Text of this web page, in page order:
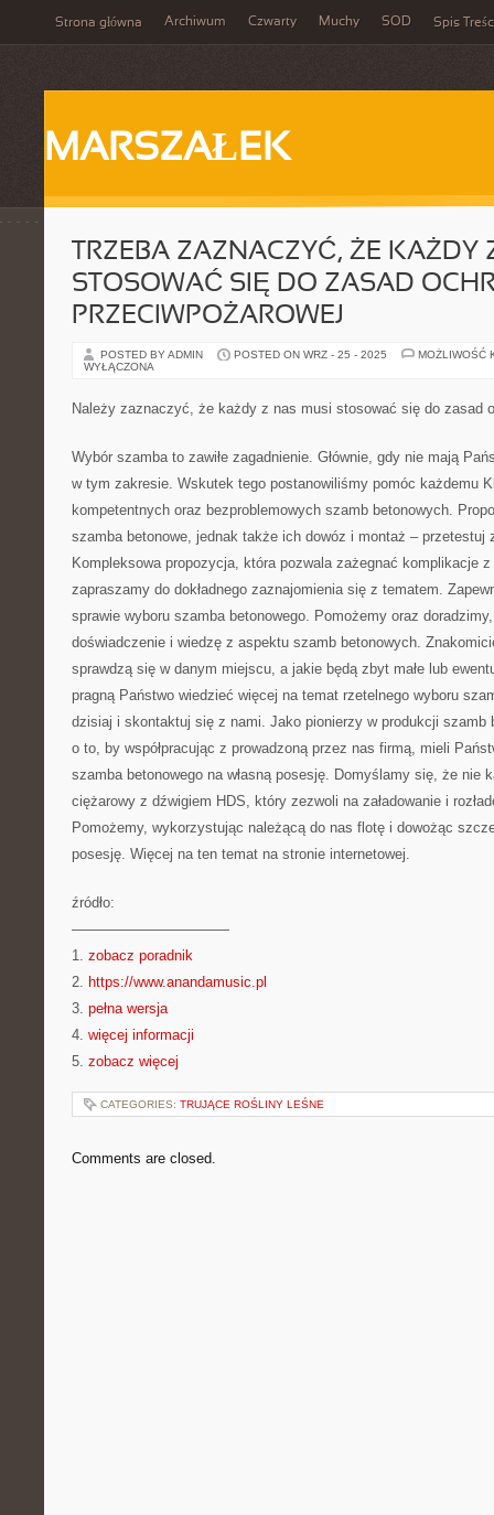
Strona główna Archiwum Czwarty Muchy SOD Spis
MARSZAŁEK
TRZEBA ZAZNACZYĆ, ŻE KAŻDY
STOSOWAĆ SIĘ DO ZASAD
PRZECIWPOŻAROWEJ
POSTED BY ADMIN POSTED ON WRZ - 25 - 2025
MOŻLIWOŚĆ
WYŁĄCZONA
Należy zaznaczyć, że każdy z nas musi stosować się do zasad
Wybór szamba to zawiłe zagadnienie. Głównie, gdy nie mają
w tym zakresie. Wskutek tego postanowiliśmy pomóc każdemu
kompetentnych oraz bezproblemowych szamb betonowych.
szamba betonowe, jednak także ich dowóz i montaż – przetestuj
Kompleksowa propozycja, która pozwala zażegnać komplikacje
zapraszamy do dokładnego zaznajomienia się z tematem.
sprawie wyboru szamba betonowego. Pomożemy oraz
doświadczenie i wiedzę z aspektu szamb betonowych.
sprawdzą się w danym miejscu, a jakie będą zbyt małe lub
pragną Państwo wiedzieć więcej na temat rzetelnego wyboru
dzisiaj i skontaktuj się z nami. Jako pionierzy w produkcji szamb
o to, by współpracując z prowadzoną przez nas firmą, mieli
szamba betonowego na własną posesję. Domyślamy się, że nie
ciężarowy z dźwigiem HDS, który zezwoli na załadowanie i
Pomożemy, wykorzystując należącą do nas flotę i dowożąc
posesję. Więcej na ten temat na stronie internetowej.
źródło:
———————————
1. zobacz poradnik
2. https://www.anandamusic.pl
3. pełna wersja
4. więcej informacji
5. zobacz więcej
CATEGORIES: TRUJĄCE ROŚLINY LEŚNE
Comments are closed.